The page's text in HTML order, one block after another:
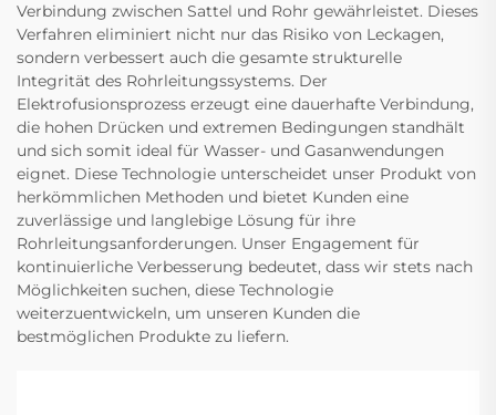
Verbindung zwischen Sattel und Rohr gewährleistet. Dieses
Verfahren eliminiert nicht nur das Risiko von Leckagen,
sondern verbessert auch die gesamte strukturelle
Integrität des Rohrleitungssystems. Der
Elektrofusionsprozess erzeugt eine dauerhafte Verbindung,
die hohen Drücken und extremen Bedingungen standhält
und sich somit ideal für Wasser- und Gasanwendungen
eignet. Diese Technologie unterscheidet unser Produkt von
herkömmlichen Methoden und bietet Kunden eine
zuverlässige und langlebige Lösung für ihre
Rohrleitungsanforderungen. Unser Engagement für
kontinuierliche Verbesserung bedeutet, dass wir stets nach
Möglichkeiten suchen, diese Technologie
weiterzuentwickeln, um unseren Kunden die
bestmöglichen Produkte zu liefern.